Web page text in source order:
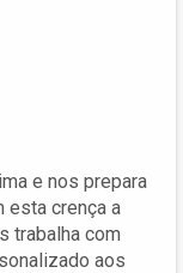
e nos prepara
esta crença a
trabalha com
aos